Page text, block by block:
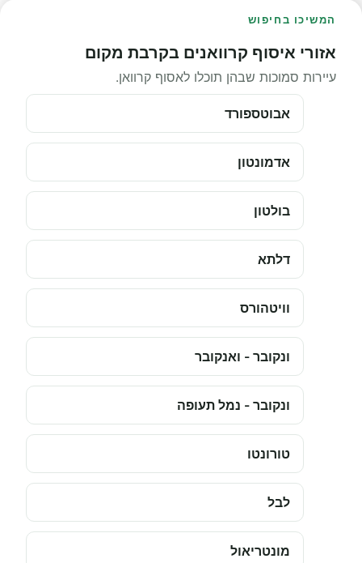
המשיכו בחיפוש
אזורי איסוף קרוואנים בקרבת מקום
עיירות סמוכות שבהן תוכלו לאסוף קרוואן.
אבוטספורד
אדמונטון
בולטון
דלתא
וויטהורס
ונקובר - ואנקובר
ונקובר - נמל תעופה
טורונטו
לבל
מונטריאול